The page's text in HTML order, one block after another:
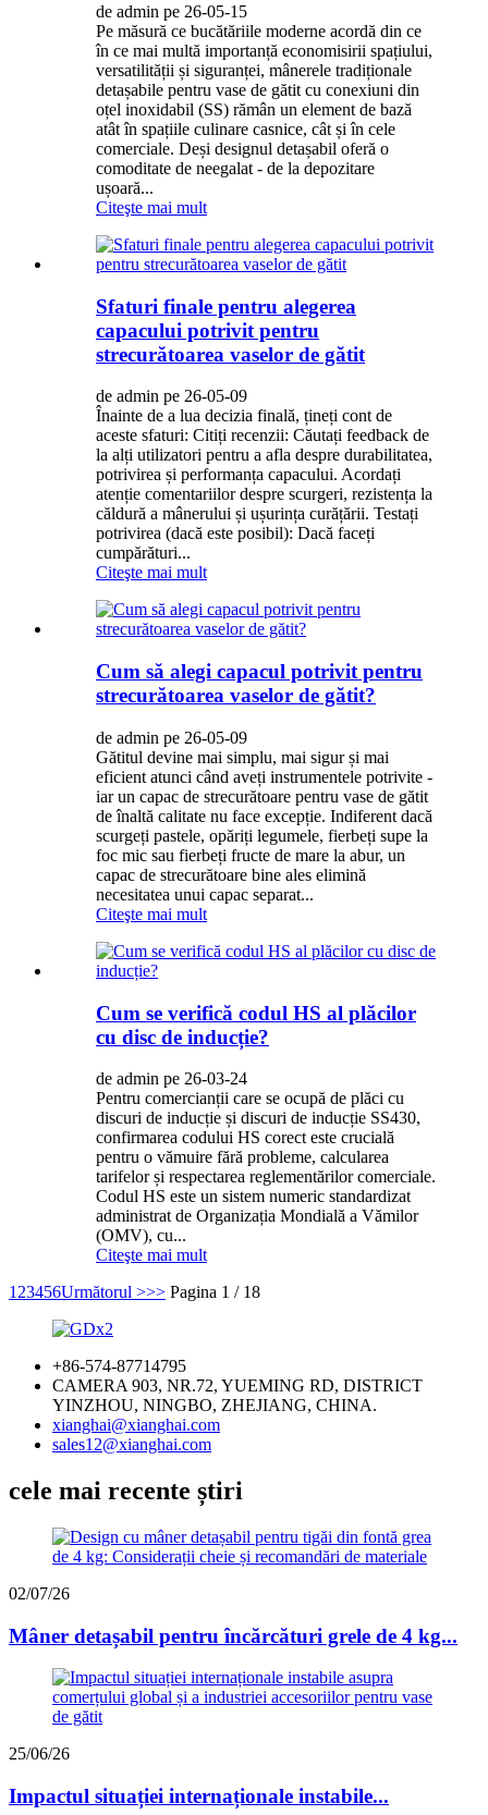
de admin pe 26-05-15
Pe măsură ce bucătăriile moderne acordă din ce
în ce mai multă importanță economisirii spațiului,
versatilității și siguranței, mânerele tradiționale
detașabile pentru vase de gătit cu conexiuni din
oțel inoxidabil (SS) rămân un element de bază
atât în ​​spațiile culinare casnice, cât și în cele
comerciale. Deși designul detașabil oferă o
comoditate de neegalat - de la depozitare
ușoară...
Citeşte mai mult
Sfaturi finale pentru alegerea
capacului potrivit pentru
strecurătoarea vaselor de gătit
de admin pe 26-05-09
Înainte de a lua decizia finală, țineți cont de
aceste sfaturi: Citiți recenzii: Căutați feedback de
la alți utilizatori pentru a afla despre durabilitatea,
potrivirea și performanța capacului. Acordați
atenție comentariilor despre scurgeri, rezistența la
căldură a mânerului și ușurința curățării. Testați
potrivirea (dacă este posibil): Dacă faceți
cumpărături...
Citeşte mai mult
Cum să alegi capacul potrivit pentru
strecurătoarea vaselor de gătit?
de admin pe 26-05-09
Gătitul devine mai simplu, mai sigur și mai
eficient atunci când aveți instrumentele potrivite -
iar un capac de strecurătoare pentru vase de gătit
de înaltă calitate nu face excepție. Indiferent dacă
scurgeți pastele, opăriți legumele, fierbeți supe la
foc mic sau fierbeți fructe de mare la abur, un
capac de strecurătoare bine ales elimină
necesitatea unui capac separat...
Citeşte mai mult
Cum se verifică codul HS al plăcilor
cu disc de inducție?
de admin pe 26-03-24
Pentru comercianții care se ocupă de plăci cu
discuri de inducție și discuri de inducție SS430,
confirmarea codului HS corect este crucială
pentru o vămuire fără probleme, calcularea
tarifelor și respectarea reglementărilor comerciale.
Codul HS este un sistem numeric standardizat
administrat de Organizația Mondială a Vămilor
(OMV), cu...
Citeşte mai mult
1 23456Următorul >>> Pagina 1 / 18
+86-574-87714795
CAMERA 903, NR.72, YUEMING RD, DISTRICT
YINZHOU, NINGBO, ZHEJIANG, CHINA.
xianghai@xianghai.com
sales12@xianghai.com
cele mai recente știri
02/07/26
Mâner detașabil pentru încărcături grele de 4 kg...
25/06/26
Impactul situației internaționale instabile...